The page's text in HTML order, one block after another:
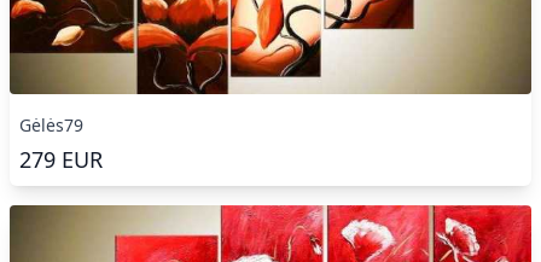
Gėlės79
279 EUR